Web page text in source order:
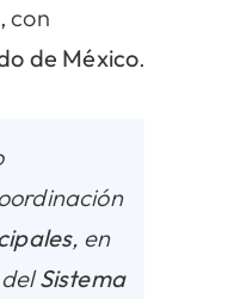
, con
de México.
, en
Sistema